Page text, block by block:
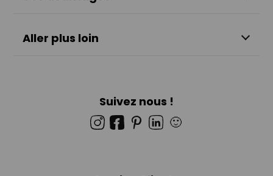
Aller plus loin
Suivez nous !
🙂